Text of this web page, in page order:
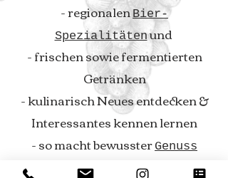
- regionalen Bier-
Spezialitätenund
- frischen sowie fermentierten
Getränken
- kulinarisch Neues entdecken &
Interessanteskennen lernen
- so macht bewusster Genuss
richtig Freude!